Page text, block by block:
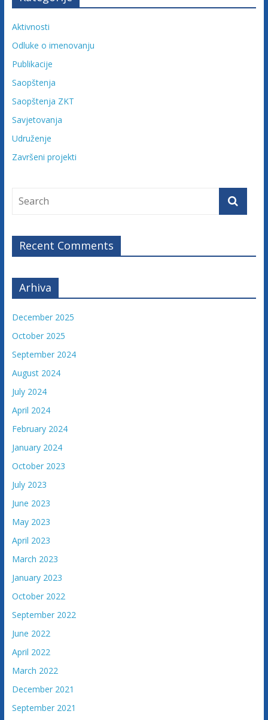
a
c
i
e
B
o
e
i
o
n
e
Aktivnosti
Odluke o imenovanju
Publikacije
Saopštenja
Saopštenja ZKT
Savjetovanja
Udruženje
Završeni projekti
Recent Comments
Arhiva
December 2025
October 2025
September 2024
August 2024
July 2024
April 2024
February 2024
January 2024
October 2023
July 2023
June 2023
May 2023
April 2023
March 2023
January 2023
October 2022
September 2022
June 2022
April 2022
March 2022
December 2021
September 2021